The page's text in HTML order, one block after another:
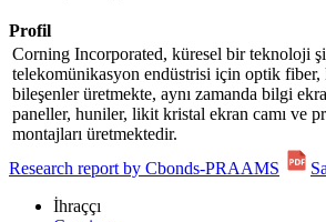
Profil
Corning Incorporated, küresel bir teknoloji
telekomünikasyon endüstrisi için optik
bileşenler üretmekte, aynı zamanda bilgi
paneller, huniler, likit kristal ekran camı ve
montajları üretmektedir.
Research report by Cbonds-PRAAMS
İhraççı